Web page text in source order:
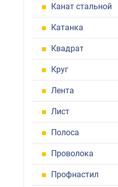
Канат стальной
Катанка
Квадрат
Круг
Лента
Лист
Полоса
Проволока
Профнастил